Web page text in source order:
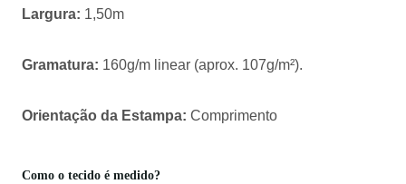
Largura: 1,50m
Gramatura: 160g/m linear (aprox. 107g/m²).
Orientação da Estampa: Comprimento
Como o tecido é medido?